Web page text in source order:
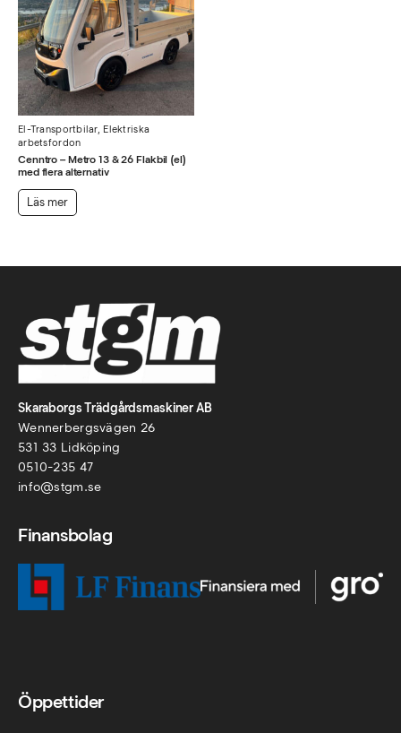
El-Transportbilar, Elektriska
arbetsfordon
Cenntro – Metro 13 & 26 Flakbil (el)
med flera alternativ
Läs mer
Skaraborgs Trädgårdsmaskiner AB
Wennerbergsvägen 26
531 33 Lidköping
0510-235 47
info@stgm.se
Finansbolag
Öppettider